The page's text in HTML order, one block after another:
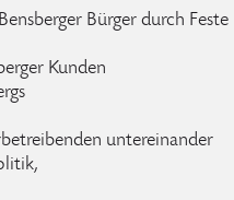
Bürger durch Feste
Kunden
untereinander